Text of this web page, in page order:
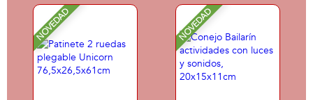
surtidos
NOVEDAD NOVEDAD